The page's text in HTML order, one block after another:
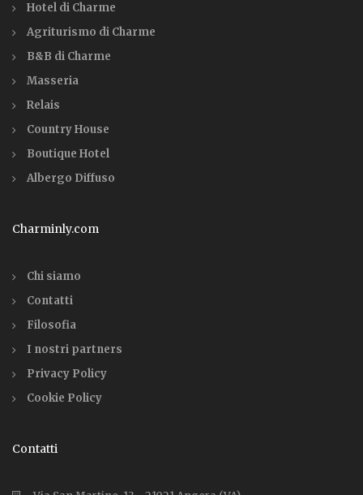
Hotel di Charme
Agriturismo di Charme
B&B di Charme
Masseria
Relais
Country House
Boutique Hotel
Albergo Diffuso
Charminly.com
Chi siamo
Contatti
Filosofia
I nostri partners
Privacy Policy
Cookie Policy
Contatti